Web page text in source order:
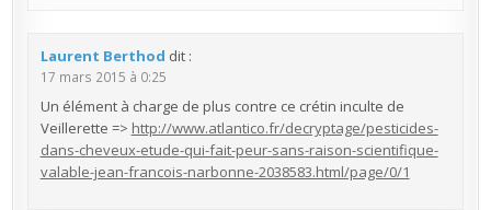
Laurent Berthod dit :
17 mars 2015 à 0:25
Un élément à charge de plus contre ce crétin inculte de
Veillerette => http://www.atlantico.fr/decryptage/pesticides-
dans-cheveux-etude-qui-fait-peur-sans-raison-scientifique-
valable-jean-francois-narbonne-2038583.html/page/0/1